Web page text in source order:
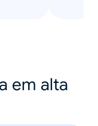
em alta